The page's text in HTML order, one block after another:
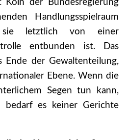
Köln der Bundesregierung
Handlungsspielraum
sie letztlich von einer
entbunden ist. Das
Ende der Gewaltenteilung,
Ebene. Wenn die
Segen tun kann,
bedarf es keiner Gerichte